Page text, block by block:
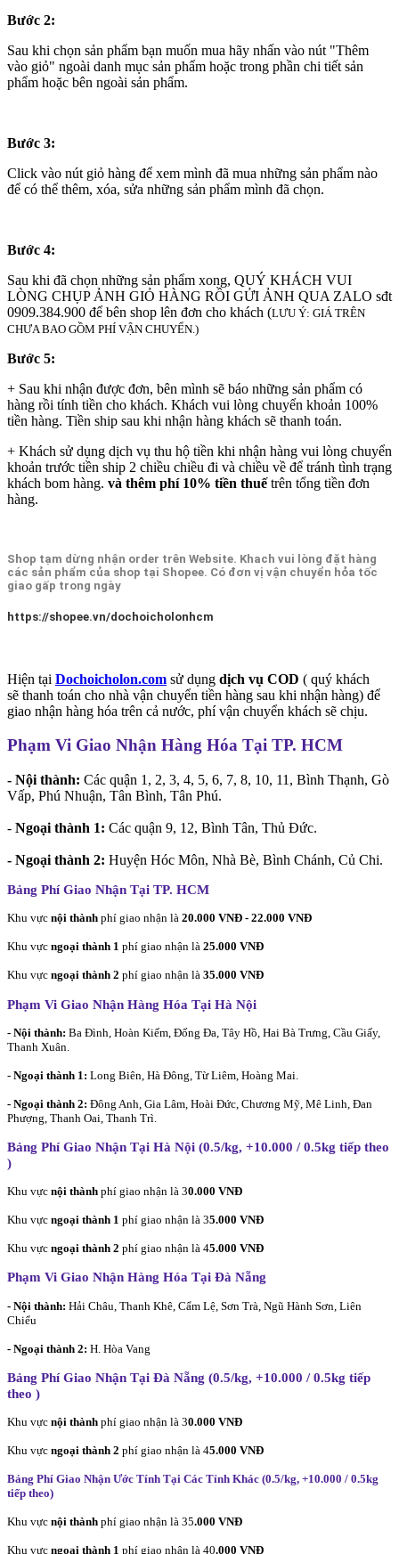
Bước 2:
Sau khi chọn sản phẩm bạn muốn mua hãy nhấn vào nút "Thêm
vào giỏ" ngoài danh mục sản phẩm hoặc trong phần chi tiết sản
phẩm hoặc bên ngoài sản phẩm.
Bước 3:
Click vào nút giỏ hàng để xem mình đã mua những sản phẩm nào
để có thể thêm, xóa, sửa những sản phẩm mình đã chọn.
Bước 4:
Sau khi đã chọn những sản phẩm xong, QUÝ KHÁCH VUI
LÒNG CHỤP ẢNH GIỎ HÀNG RỒI GỬI ẢNH QUA ZALO sđt
0909.384.900 để bên shop lên đơn cho khách (LƯU Ý: GIÁ TRÊN
CHƯA BAO GỒM PHÍ VẬN CHUYỂN.)
Bước 5:
+ Sau khi nhận được đơn, bên mình sẽ báo những sản phẩm có
hàng rồi tính tiền cho khách. Khách vui lòng chuyển khoản 100%
tiền hàng. Tiền ship sau khi nhận hàng khách sẽ thanh toán.
+ Khách sử dụng dịch vụ thu hộ tiền khi nhận hàng vui lòng chuyển
khoản trước tiền ship 2 chiều chiều đi và chiều về để tránh tình trạng
khách bom hàng. và thêm phí 10% tiền thuếtrên tổng tiền đơn
hàng.
Shop tạm dừng nhận order trên Website. Khach vui lòng đặt hàng
các sản phẩm của shop tại Shopee. Có đơn vị vận chuyển hỏa tốc
giao gấp trong ngày
https://shopee.vn/dochoicholonhcm
Hiện tại Dochoicholon.com sử dụng dịch vụ COD ( quý khách
sẽ thanh toán cho nhà vận chuyển tiền hàng sau khi nhận hàng) để
giao nhận hàng hóa trên cả nước, phí vận chuyển khách sẽ chịu.
Phạm Vi Giao Nhận Hàng Hóa Tại TP. HCM
- Nội thành: Các quận 1, 2, 3, 4, 5, 6, 7, 8, 10, 11, Bình Thạnh, Gò
Vấp, Phú Nhuận, Tân Bình, Tân Phú.
- Ngoại thành 1: Các quận 9, 12, Bình Tân, Thủ Đức.
- Ngoại thành 2: Huyện Hóc Môn, Nhà Bè, Bình Chánh, Củ Chi.
Bảng Phí Giao Nhận Tại TP. HCM
Khu vực nội thành phí giao nhận là 20.000 VNĐ - 22.000 VNĐ
Khu vực ngoại thành 1 phí giao nhận là 25.000 VNĐ
Khu vực ngoại thành 2 phí giao nhận là 35.000 VNĐ
Phạm Vi Giao Nhận Hàng Hóa Tại Hà Nội
- Nội thành: Ba Đình, Hoàn Kiếm, Đống Đa, Tây Hồ, Hai Bà Trưng, Cầu Giấy,
Thanh Xuân.
- Ngoại thành 1: Long Biên, Hà Đông, Từ Liêm, Hoàng Mai.
- Ngoại thành 2: Đông Anh, Gia Lâm, Hoài Đức, Chương Mỹ, Mê Linh, Đan
Phượng, Thanh Oai, Thanh Trì.
Bảng Phí Giao Nhận Tại Hà Nội (0.5/kg, +10.000 / 0.5kg tiếp theo
)
Khu vực nội thành phí giao nhận là 30.000 VNĐ
Khu vực ngoại thành 1 phí giao nhận là 35.000 VNĐ
Khu vực ngoại thành 2 phí giao nhận là 45.000 VNĐ
Phạm Vi Giao Nhận Hàng Hóa Tại Đà Nẵng
- Nội thành: Hải Châu, Thanh Khê, Cẩm Lệ, Sơn Trà, Ngũ Hành Sơn, Liên
Chiểu
- Ngoại thành 2: H. Hòa Vang
Bảng Phí Giao Nhận Tại Đà Nẵng (0.5/kg, +10.000 / 0.5kg tiếp
theo )
Khu vực nội thành phí giao nhận là 30.000 VNĐ
Khu vực ngoại thành 2 phí giao nhận là 45.000 VNĐ
Bảng Phí Giao Nhận Ước Tính Tại Các Tỉnh Khác (0.5/kg, +10.000 / 0.5kg
tiếp theo)
Khu vực nội thành phí giao nhận là 35.000 VNĐ
Khu vực ngoại thành 1 phí giao nhận là 40.000 VNĐ